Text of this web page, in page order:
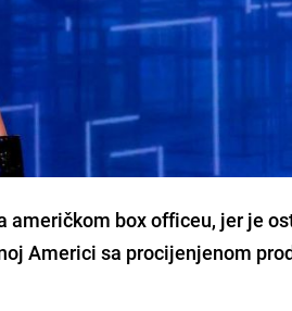
američkom box officeu, jer je
Americi sa procijenjenom